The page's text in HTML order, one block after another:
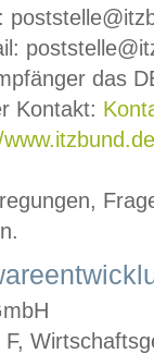
das
Kontakt:
F,